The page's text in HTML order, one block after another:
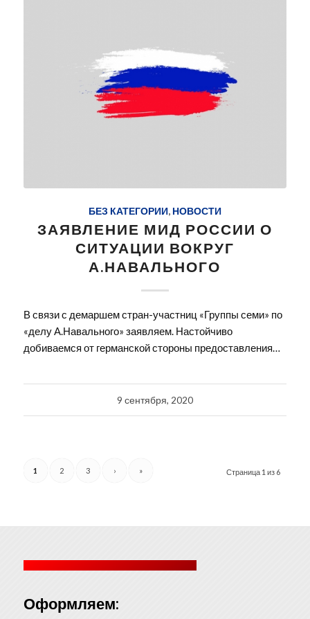
БЕЗ КАТЕГОРИИ, НОВОСТИ
ЗАЯВЛЕНИЕ МИД РОССИИ О
СИТУАЦИИ ВОКРУГ
А.НАВАЛЬНОГО
В связи с демаршем стран-участниц «Группы семи» по
«делу А.Навального» заявляем. Настойчиво
добиваемся от германской стороны предоставления…
9 сентября, 2020
Страница 1 из 6
1 2 3 › »
Оформляем: